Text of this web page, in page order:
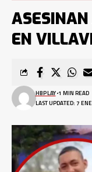
EN
LAST UPDATED: 7
HBPLAY 1 MIN READ